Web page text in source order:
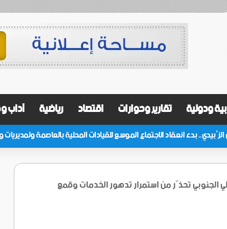
ودولية تقارير وحوارات اقتصاد رياضية آداب
الجنوبي تحذّر من استمرار تدهور الخدمات وقمع